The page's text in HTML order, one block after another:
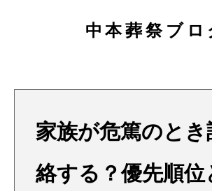
中本葬祭ブロ
家族が危篤のとき
絡する？優先順位